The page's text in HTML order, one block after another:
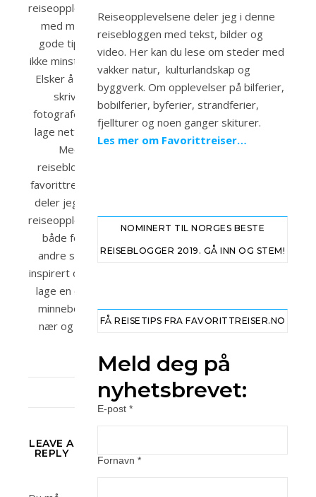
reiseopplevelser
med mange
gode tips og
ikke minst bilder.
Elsker å reise,
skrive,
fotografere og
lage nettsider.
Med
reisebloggen
favorittreiser.no
deler jeg mine
reiseopplevelser
både for at
andre skal bli
inspirert og for å
lage en digital
minnebok fra
nær og fjern.
LEAVE A
REPLY
Reiseopplevelsene deler jeg i denne
reisebloggen med tekst, bilder og
video. Her kan du lese om steder med
vakker natur, kulturlandskap og
byggverk. Om opplevelser på bilferier,
bobilferier, byferier, strandferier,
fjellturer og noen ganger skiturer.
Les mer om Favorittreiser…
NOMINERT TIL NORGES BESTE
REISEBLOGGER 2019. GÅ INN OG STEM!
FÅ REISETIPS FRA FAVORITTREISER.NO
Meld deg på
nyhetsbrevet:
E-post *
Fornavn *